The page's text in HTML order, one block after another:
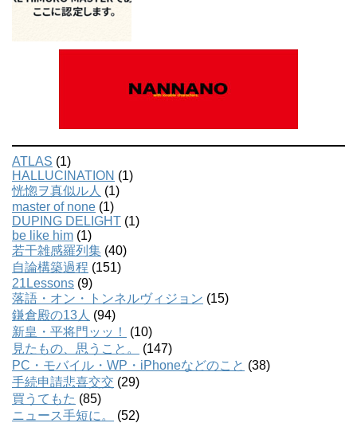
ATLAS (1)
HALLUCINATION (1)
恍惚ヲ真似ル人 (1)
master of none (1)
DUPING DELIGHT (1)
be like him (1)
若干雑感羅列集 (40)
自論構築過程 (151)
21Lessons (9)
落語・オン・トンネルヴィジョン (15)
鎌倉殿の13人 (94)
新皇・平将門ッッ！
(10)
見たもの、思うこと。
(147)
PC・モバイル・WP・iPhoneなどのこと (38)
手続申請悲喜交交 (29)
買うてもた (85)
ニュース手短に。
(52)